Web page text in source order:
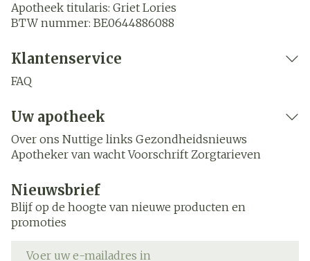
Apotheek titularis: Griet Lories
BTW nummer: BE0644886088
Klantenservice
FAQ
Uw apotheek
Over ons Nuttige links Gezondheidsnieuws
Apotheker van wacht Voorschrift Zorgtarieven
Nieuwsbrief
Blijf op de hoogte van nieuwe producten en
promoties